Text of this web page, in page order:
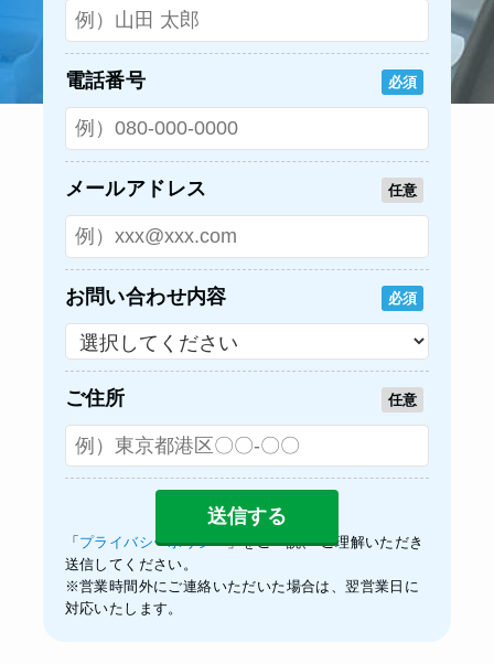
電話番号 必須
メールアドレス 任意
お問い合わせ内容 必須
ご住所 任意
「 プライバシーポリシー」をご一読、 ご理解いただき
送信してください。
※営業時間外にご連絡いただいた場合は、翌営業日に
対応いたします。